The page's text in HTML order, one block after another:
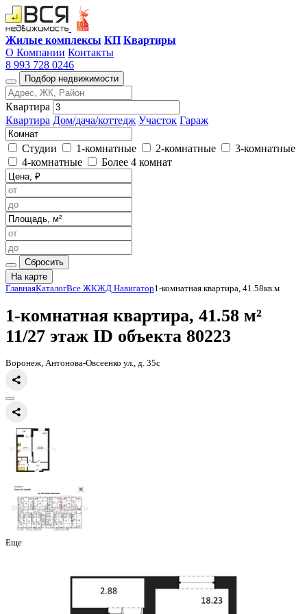
Жилые комплексы КП Квартиры
О Компании Контакты
8 993 728 0246
Подбор недвижимости
Квартира
Квартира Дом/дача/коттедж Участок Гараж
Студии 1-комнатные 2-комнатные
3-комнатные
4-комнатные
Более 4 комнат
Сбросить
На карте
Главная КаталогВсе ЖК ЖД Навигатор
1-комнатная квартира, 41.58
11/27 этаж
Воронеж, Антонова-Овсеенко ул., д. 35с